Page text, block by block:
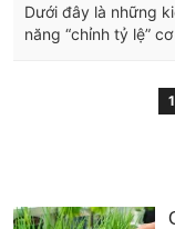
Dưới đây là những
năng “chỉnh tỷ lệ”
1